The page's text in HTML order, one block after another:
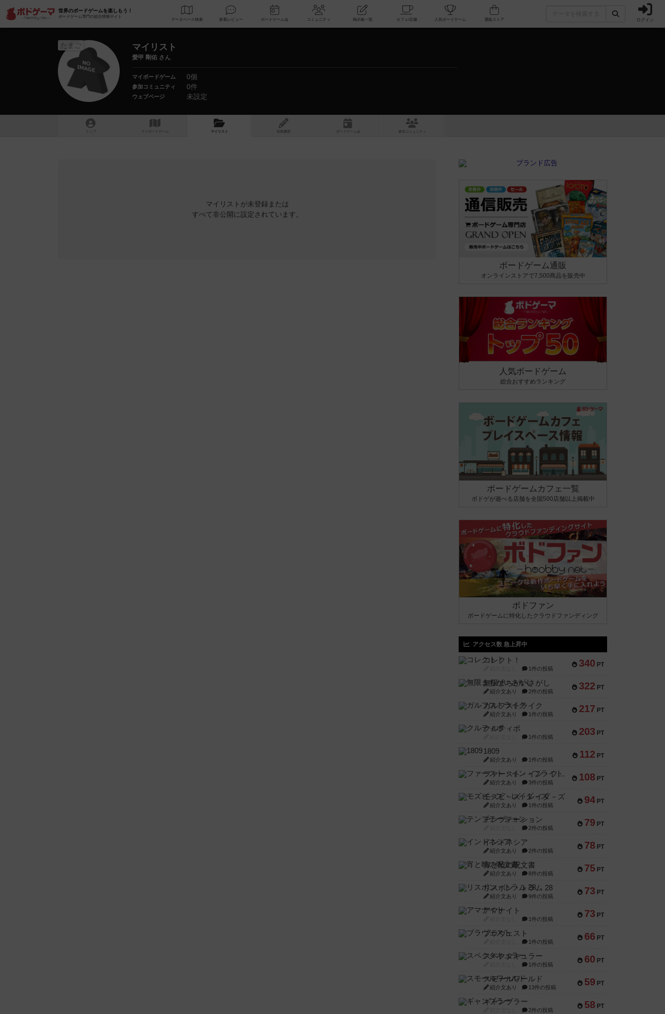
世界のボードゲームを楽しもう！
ボードゲーム専門の総合情報サイト
データベース 検索 新着レビュー ボードゲーム会 コミュニティ 掲示板一覧 カフェ/店舗 人気ボードゲーム ログイン
たまご マイリスト
愛甲 剛佑 さん
マイボードゲーム 0個
参加コミュニティ 0件
ウェブページ 未設定
トップ マイボードゲーム マイリスト 投稿履歴 ボ ドゲ ーム コミュニティ
マイリストが未登録または
すべて非公開に設定されています。
ボードゲーム通販
オンラインストアで7,500商品を販売中
人気ボードゲーム
総合おすすめランキング
ボードゲームカフェ一覧
ボドゲが遊べる店舗を全国500店舗以上掲載中
ボドファン
ボードゲームに特化したクラウドファンディング
アクセス数 急上昇中
340 PT
コレクト！
1件の投稿
322 PT
無限まちがいさがし
紹介文あり 2件の投稿
217 PT
ガルフストライク
紹介文あり 1件の投稿
203 PT
クルティボ
1件の投稿
112 PT
1809
紹介文あり 1件の投稿
108 PT
ファースト・イン・フライト
紹介文あり 3件の投稿
94 PT
モズビ－ズ・レイダ－ズ
紹介文あり 1件の投稿
79 PT
テンプテーション
2件の投稿
78 PT
インドネシア
紹介文あり 2件の投稿
75 PT
宵と暁の呪文書
紹介文あり 8件の投稿
73 PT
リスボン・トラム 28
紹介文あり 9件の投稿
73 PT
アマナイト
1件の投稿
66 PT
ブラヴェスト
1件の投稿
60 PT
スペクタキュラー
1件の投稿
59 PT
スモールワールド
紹介文あり 13件の投稿
58 PT
ギャンブラー
2件の投稿